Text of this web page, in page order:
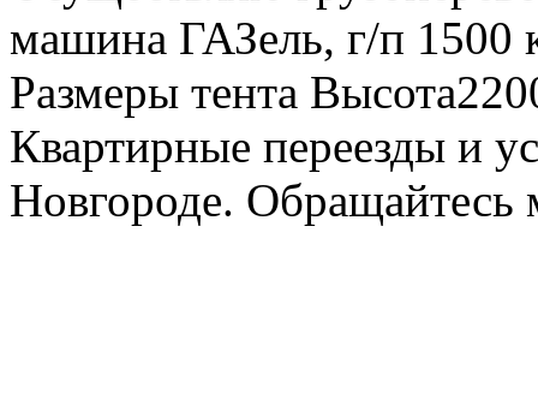
машина ГАЗель, г/п 1500
Размеры тента
Квартирные переезды и
Новгороде.